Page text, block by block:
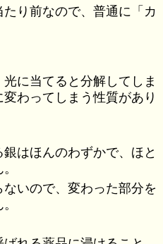
り前なので、普通に「カ
に当てると分解してしま
わってしまう性質があり
はほんのわずかで、ほと
いので、変わった部分を